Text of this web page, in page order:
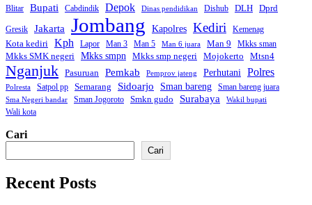
Blitar Bupati Cabdindik Depok Dinas pendidikan Dishub DLH Dprd
Gresik Jakarta Jombang Kapolres Kediri Kemenag
Kota kediri Kph Lapor Man 3 Man 5 Man 6 juara Man 9 Mkks sman
Mkks SMK negeri Mkks smpn Mkks smp negeri Mojokerto Mtsn4
Nganjuk Pasuruan Pemkab Pemprov jateng Perhutani Polres
Polresta Satpol pp Semarang Sidoarjo Sman bareng Sman bareng juara
Sma Negeri bandar Sman Jogoroto Smkn gudo Surabaya Wakil bupati
Wali kota
Cari
Cari
Recent Posts